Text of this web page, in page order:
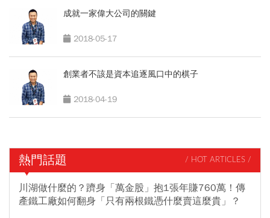
成就一家偉大公司的關鍵
2018-05-17
創業者不該是資本追逐風口中的棋子
2018-04-19
熱門話題 / HOT ARTICLES /
川湖做什麼的？躋身「萬金股」抱1張年賺760萬！傳
產鐵工廠如何翻身「只有兩根鐵憑什麼賣這麼貴」？